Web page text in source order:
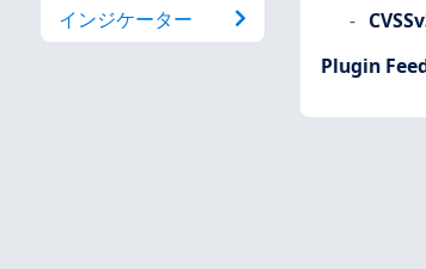
インジケーター
Plugin